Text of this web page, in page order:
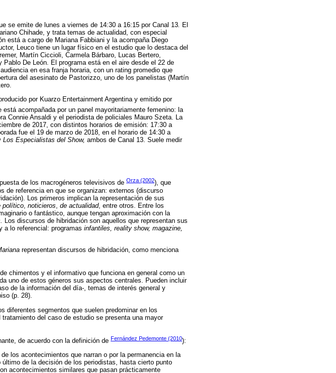
se emite de lunes a viernes de 14:30 a 16:15 por Canal 13
El
Chihade, y trata temas de actualidad, con especial
está a cargo de Mariana Fabbiani y la acompaña Diego
Leuco tiene un lugar físico en el estudio que lo destaca del
Martín Ciccioli, Carmela Bárbaro, Lucas Bertero,
De León. El programa está en el aire desde el 22 de
en esa franja horaria, con un rating promedio que
del asesinato de Pastorizzo, uno de los panelistas (Martín
por Kuarzo Entertainment Argentina y emitido por
está acompañada por un panel mayoritariamente femenino: la
Connie Ansaldi y el periodista de policiales Mauro Szeta. La
de 2017, con distintos horarios de emisión: 17:30 a
fue el 19 de marzo de 2018, en el horario de 14:30 a
Los Especialistas del Show, ambos de Canal 13. Suele medir
de los macrogéneros televisivos de Orza (2002), que
de referencia en que se organizan: externos (discurso
Los primeros implican la representación de sus
político noticieros de actualidad, entre otros. Entre los
o fantástico, aunque tengan aproximación con la
Los discursos de hibridación son aquellos que representan sus
a lo referencial: programas infantiles, reality show, magazine,
representan discursos de hibridación, como menciona
chimentos y el informativo que funciona en general como un
uno de estos géneros sus aspectos centrales. Pueden incluir
de la información del día-, temas de interés general y
(p. 28).
diferentes segmentos que suelen predominar en los
del caso de estudio se presenta una mayor
de acuerdo con la definición de Fernández Pedemonte (2010):
los acontecimientos que narran o por la permanencia en la
de la decisión de los periodistas, hasta cierto punto
acontecimientos similares que pasan prácticamente